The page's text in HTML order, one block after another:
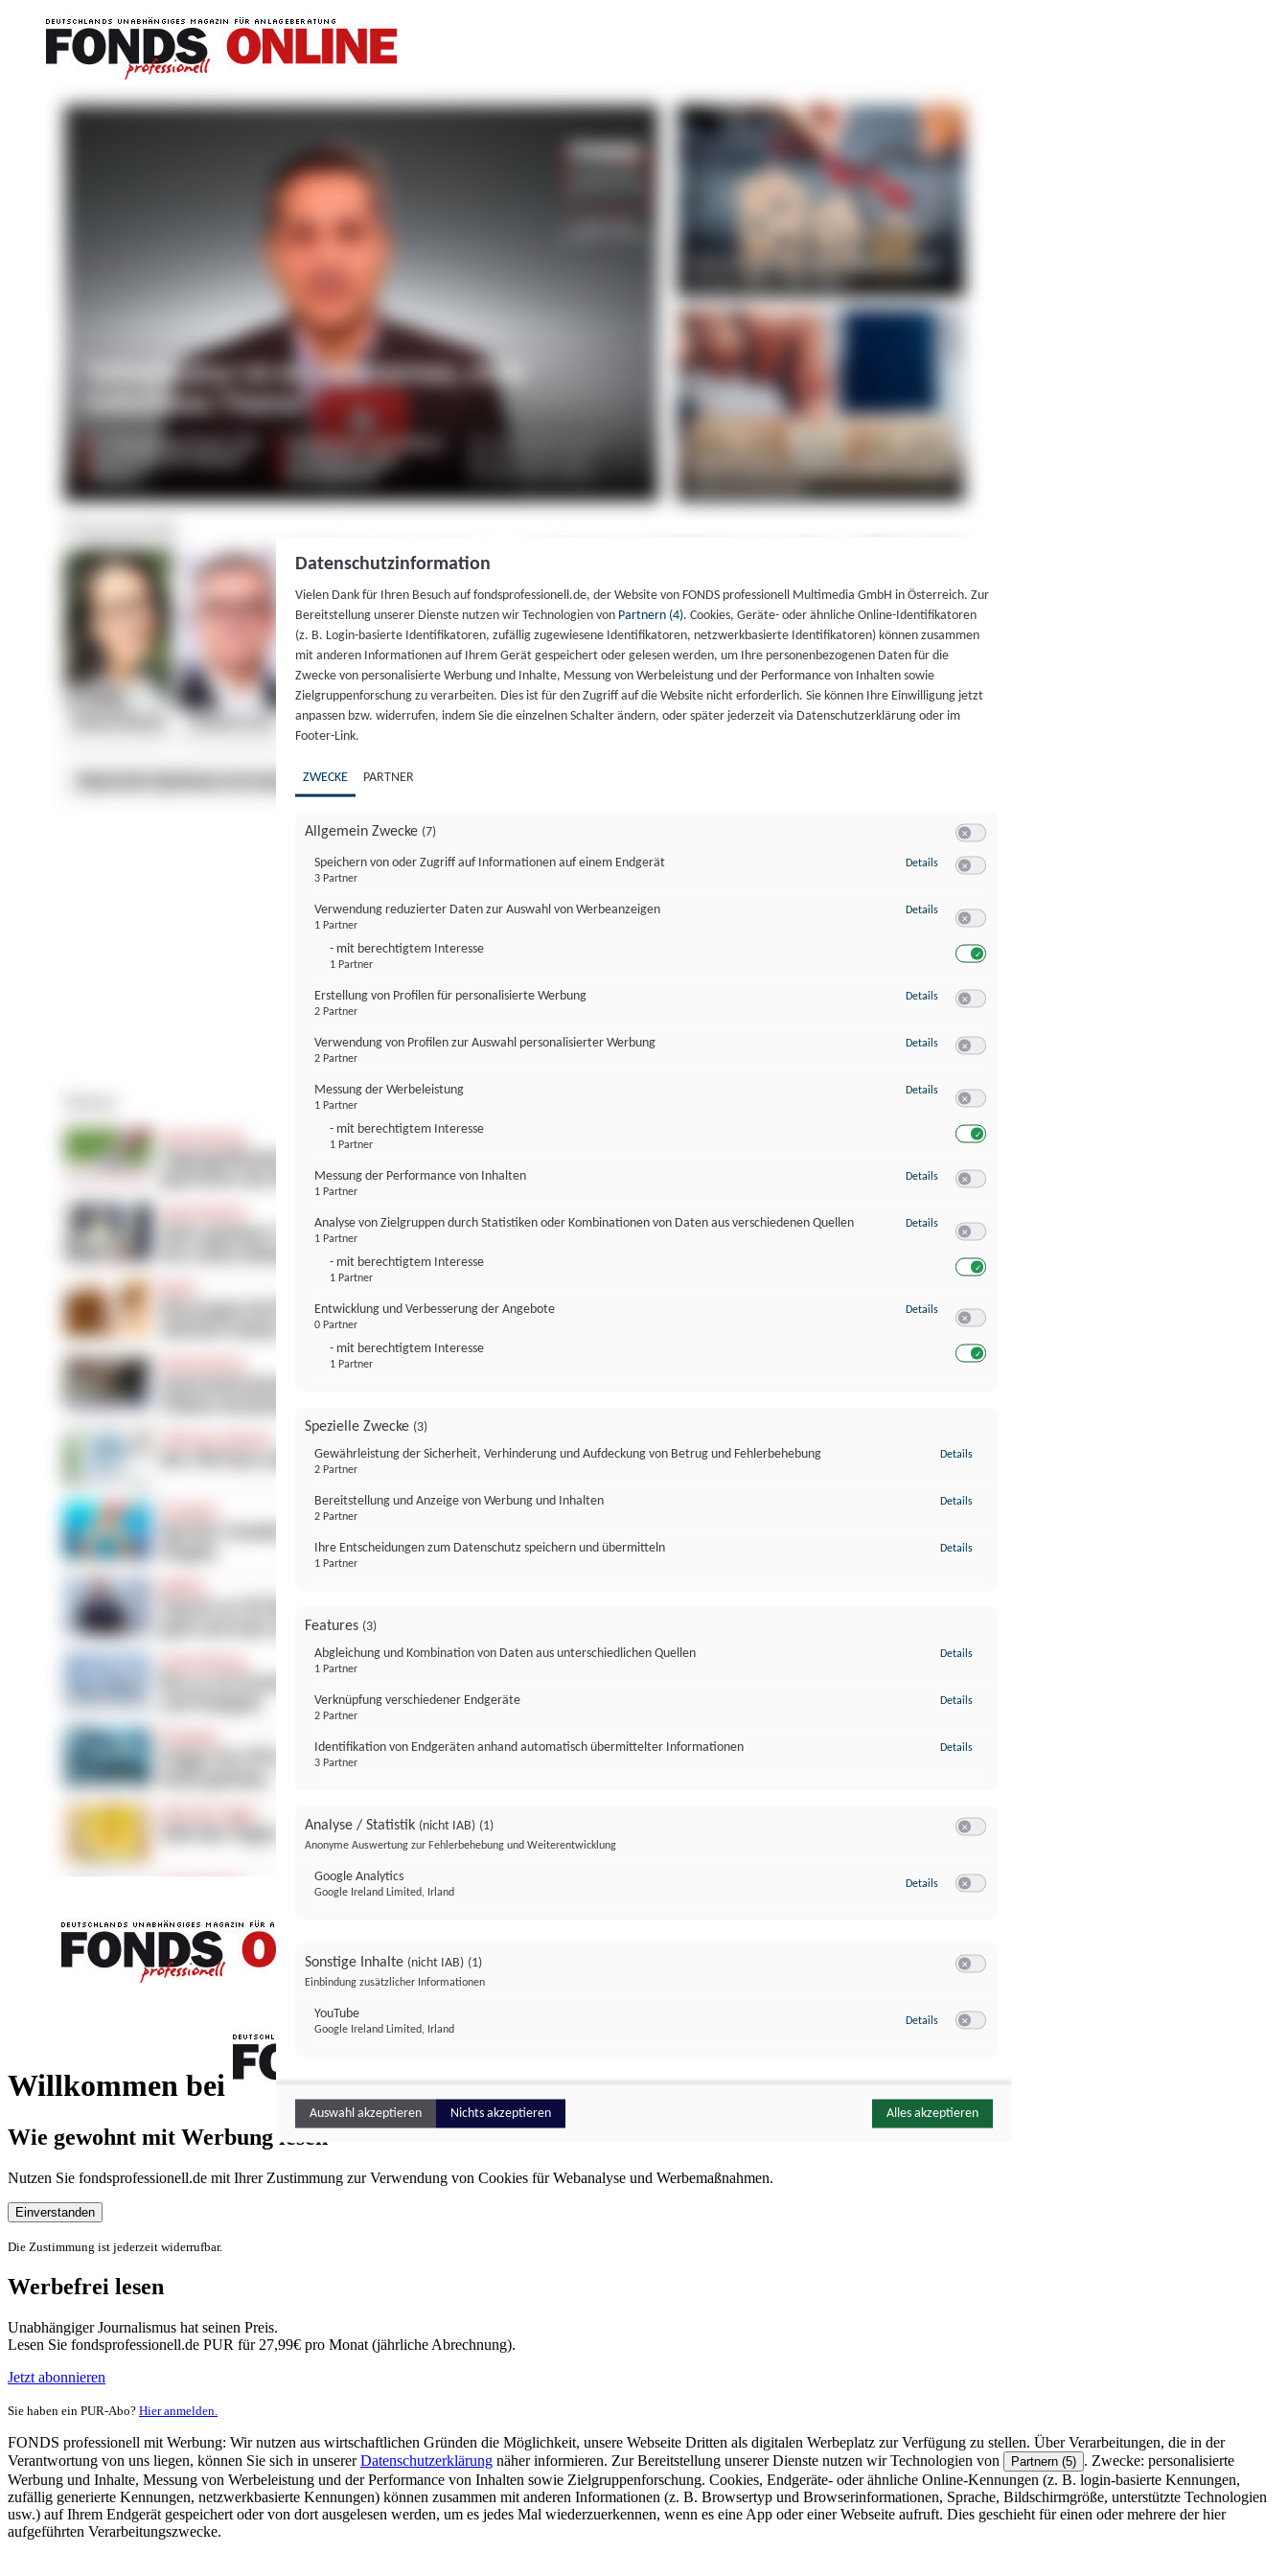
Willkommen bei
FONDS professionell
Wie gewohnt mit Werbung lesen
Nutzen Sie fondsprofessionell.de mit Ihrer Zustimmung zur Verwendung von Cookies für Webanalyse und Werbemaßnahmen.
Einverstanden
Die Zustimmung ist jederzeit widerrufbar.
Werbefrei lesen
Unabhängiger Journalismus hat seinen Preis.
Lesen Sie fondsprofessionell.de PUR für 27,99€ pro Monat (jährliche Abrechnung).
Jetzt abonnieren
Sie haben ein PUR-Abo? Hier anmelden.
FONDS professionell mit Werbung: Wir nutzen aus wirtschaftlichen Gründen die Möglichkeit, unsere Webseite Dritten als digitalen Werbeplatz zur Verfügung zu stellen. Über Verarbeitungen, die in der
Verantwortung von uns liegen, können Sie sich in unsererDatenschutzerklärung näher informieren. Zur Bereitstellung unserer Dienste nutzen wir Technologien von Partnern (5) . Zwecke: personalisierte
Werbung und Inhalte, Messung von Werbeleistung und der Performance von Inhalten sowie Zielgruppenforschung. Cookies, Endgeräte- oder ähnliche Online-Kennungen (z. B. login-basierte Kennungen,
zufällig generierte Kennungen, netzwerkbasierte Kennungen) können zusammen mit anderen Informationen (z. B. Browsertyp und Browserinformationen, Sprache, Bildschirmgröße, unterstützte Technologien
usw.) auf Ihrem Endgerät gespeichert oder von dort ausgelesen werden, um es jedes Mal wiederzuerkennen, wenn es eine App oder einer Webseite aufruft. Dies geschieht für einen oder mehrere der hier
aufgeführten Verarbeitungszwecke.
Datenschutzinformation
Vielen Dank für Ihren Besuch auf fondsprofessionell.de, der Website von FONDS professionell Multimedia GmbH in Österreich. Zur
Bereitstellung unserer Dienste nutzen wir Technologien von Partnern (4). Cookies, Geräte- oder ähnliche Online-Identifikatoren
(z. B. Login-basierte Identifikatoren, zufällig zugewiesene Identifikatoren, netzwerkbasierte Identifikatoren) können zusammen
mit anderen Informationen auf Ihrem Gerät gespeichert oder gelesen werden, um Ihre personenbezogenen Daten für die
Zwecke von personalisierte Werbung und Inhalte, Messung von Werbeleistung und der Performance von Inhalten sowie
Zielgruppenforschung zu verarbeiten. Dies ist für den Zugriff auf die Website nicht erforderlich. Sie können Ihre Einwilligung jetzt
anpassen bzw. widerrufen, indem Sie die einzelnen Schalter ändern, oder später jederzeit via Datenschutzerklärung oder im
Footer-Link.
ZWECKE PARTNER
Allgemein Zwecke (7)
Speichern von oder Zugriff auf Informationen auf einem Endgerät
3 Partner
Details zu Speichern von oder Zugriff auf Informationen auf einem Endgerät
Verwendung reduzierter Daten zur Auswahl von Werbeanzeigen
1 Partner
- mit berechtigtem Interesse
1 Partner
Details zu Verwendung reduzierter Daten zur Auswahl von Werbeanzeigen
Erstellung von Profilen für personalisierte Werbung
2 Partner
Details zu Erstellung von Profilen für personalisierte Werbung
Verwendung von Profilen zur Auswahl personalisierter Werbung
2 Partner
Details zu Verwendung von Profilen zur Auswahl personalisierter Werbung
Messung der Werbeleistung
1 Partner
- mit berechtigtem Interesse
1 Partner
Details zu Messung der Werbeleistung
Messung der Performance von Inhalten
1 Partner
Details zu Messung der Performance von Inhalten
Analyse von Zielgruppen durch Statistiken oder Kombinationen von Daten aus verschiedenen Quellen
1 Partner
- mit berechtigtem Interesse
1 Partner
Details zu Analyse von Zielgruppen durch Statistiken oder Kombinationen von
Entwicklung und Verbesserung der Angebote
0 Partner
- mit berechtigtem Interesse
1 Partner
Details zu Entwicklung und Verbesserung der Angebote
Spezielle Zwecke (3)
Gewährleistung der Sicherheit, Verhinderung und Aufdeckung von Betrug und Fehlerbehebung
2 Partner
Details
Bereitstellung und Anzeige von Werbung und Inhalten
2 Partner
Details
Ihre Entscheidungen zum Datenschutz speichern und übermitteln
1 Partner
Details
Features (3)
Abgleichung und Kombination von Daten aus unterschiedlichen Quellen
1 Partner
Details
Verknüpfung verschiedener Endgeräte
2 Partner
Details
Identifikation von Endgeräten anhand automatisch übermittelter Informationen
3 Partner
Details
Analyse / Statistik (nicht IAB) (1)
Anonyme Auswertung zur Fehlerbehebung und Weiterentwicklung
Google Analytics
Google Ireland Limited, Irland
Details zu Google Analytics
Sonstige Inhalte (nicht IAB) (1)
Einbindung zusätzlicher Informationen
YouTube
Google Ireland Limited, Irland
Details zu YouTube
Auswahl akzeptieren Nichts akzeptieren Alles akzeptieren